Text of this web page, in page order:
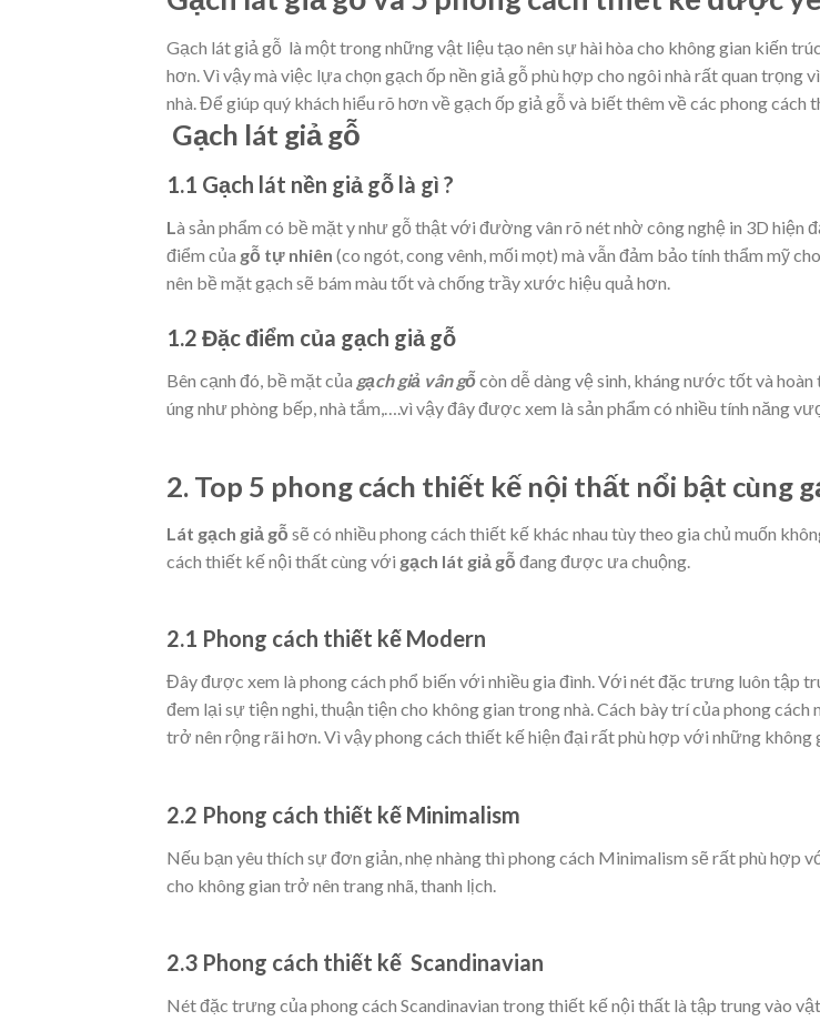
Gạch lát giả gỗ là một trong những vật liệu tạo nên sự hài hòa cho không gian kiến
hơn. Vì vậy mà việc lựa chọn gạch ốp nền giả gỗ phù hợp cho ngôi nhà rất quan trọng
nhà. Để giúp quý khách hiểu rõ hơn về gạch ốp giả gỗ và biết thêm về các phong
Gạch lát giả gỗ
1.1 Gạch lát nền giả gỗ là gì ?
Là sản phẩm có bề mặt y như gỗ thật với đường vân rõ nét nhờ công nghệ in 3D
điểm của gỗ tự nhiên (co ngót, cong vênh, mối mọt) mà vẫn đảm bảo tính thẩm mỹ
nên bề mặt gạch sẽ bám màu tốt và chống trầy xước hiệu quả hơn.
1.2 Đặc điểm của gạch giả gỗ
Bên cạnh đó, bề mặt của gạch giả vân gỗcòn dễ dàng vệ sinh, kháng nước tốt và
úng như phòng bếp, nhà tắm,….vì vậy đây được xem là sản phẩm có nhiều tính năng
2. Top 5 phong cách thiết kế nội thất nổi bật cùng
Lát gạch giả gỗ sẽ có nhiều phong cách thiết kế khác nhau tùy theo gia chủ muốn
cách thiết kế nội thất cùng với gạch lát giả gỗ đang được ưa chuộng.
2.1 Phong cách thiết kế Modern
Đây được xem là phong cách phổ biến với nhiều gia đình. Với nét đặc trưng luôn tập
đem lại sự tiện nghi, thuận tiện cho không gian trong nhà. Cách bày trí của phong
trở nên rộng rãi hơn. Vì vậy phong cách thiết kế hiện đại rất phù hợp với những không
2.2 Phong cách thiết kế Minimalism
Nếu bạn yêu thích sự đơn giản, nhẹ nhàng thì phong cách Minimalism sẽ rất phù
cho không gian trở nên trang nhã, thanh lịch.
2.3 Phong cách thiết kế Scandinavian
Nét đặc trưng của phong cách Scandinavian trong thiết kế nội thất là tập trung vào